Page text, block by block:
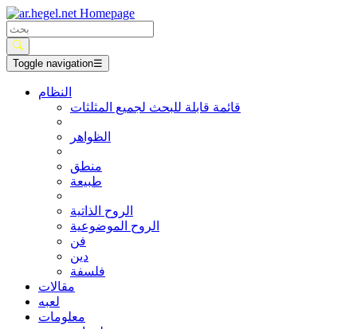
Toggle navigation☰
النظام
قائمة قابلة للبحث لجميع المثلثات
الظواهر
منطق
طبيعة
الروح الذاتية
الروح الموضوعية
فن
دين
فلسفة
مقالات
لعبه
معلومات